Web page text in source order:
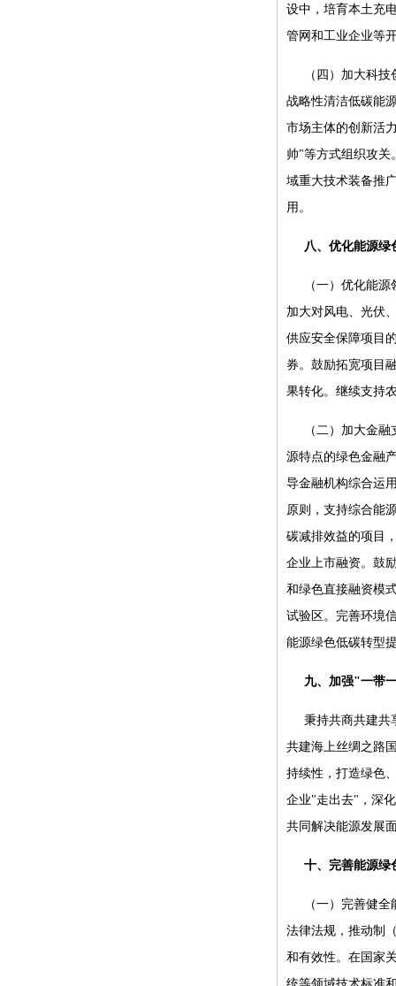
设中，培育本土充
管网和工业企业等
（四）加大科
战略性清洁低碳能
市场主体的创新活
帅"等方式组织攻关
域重大技术装备推
用。
八、优化能源绿
（一）优化能
加大对风电、光伏
供应安全保障项目
券。鼓励拓宽项目
果转化。继续支持
（二）加大金
源特点的绿色金融
导金融机构综合运
原则，支持综合能
碳减排效益的项目
企业上市融资。鼓
和绿色直接融资模
试验区。完善环境
能源绿色低碳转型
九、加强"一带
秉持共商共建共
共建海上丝绸之路
持续性，打造绿色
企业"走出去"，深
共同解决能源发展
十、完善能源绿
（一）完善健
法律法规，推动制
和有效性。在国家